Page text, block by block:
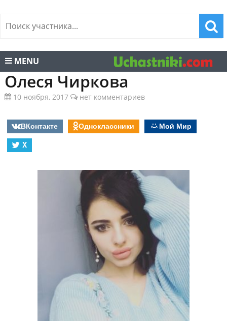
MENU
Олеся Чиркова
10 ноября, 2017 нет комментариев
ВКонтакте Одноклассники
Мой Мир
X